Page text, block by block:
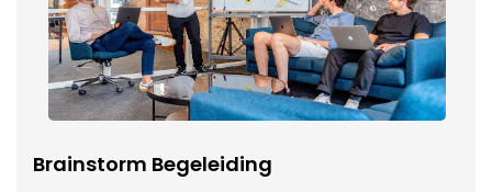
Brainstorm Begeleiding